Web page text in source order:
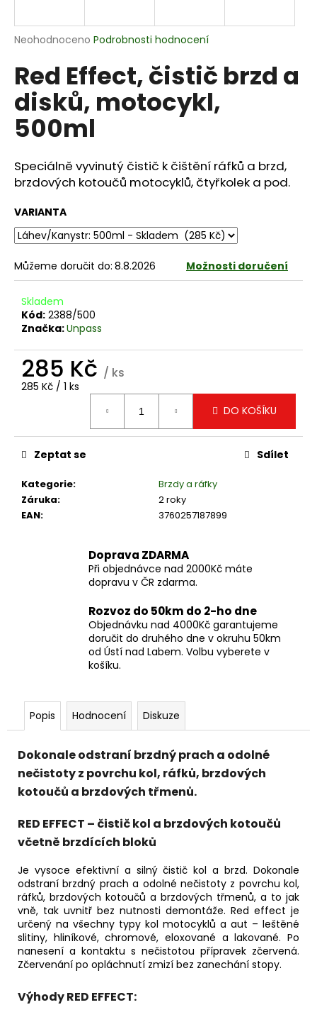
Průměrné
produktu
je
0,0
z
5
hvězdiček.
Neohodnoceno Podrobnosti hodnocení
Red Effect, čistič brzd a
disků, motocykl,
500ml
Speciálně vyvinutý čistič k čištění ráfků a brzd,
brzdových kotoučů motocyklů, čtyřkolek a pod.
VARIANTA
Můžeme doručit do: 8.8.2026 Možnosti doručení
Skladem
Kód: 2388/500
Značka:Unpass
285 Kč / ks
Měrná
285 Kč / 1 ks
DO KOŠÍKU
Kategorie:
Brzdy a ráfky
Záruka:
2 roky
EAN: 3760257187899
Zeptat se Sdílet
Doprava ZDARMA
Při objednávce nad 2000Kč máte
dopravu v ČR zdarma.
Rozvoz do 50km do 2-ho dne
Objednávku nad 4000Kč garantujeme
doručit do druhého dne v okruhu 50km
od Ústí nad Labem. Volbu vyberete v
košíku.
Popis Hodnocení Diskuze
Dokonale odstraní brzdný prach a odolné
nečistoty z povrchu kol, ráfků, brzdových
kotoučů a brzdových třmenů.
RED EFFECT – čistič kol a brzdových kotoučů
včetně brzdících bloků
Je vysoce efektivní a silný čistič kol a brzd. Dokonale
odstraní brzdný prach a odolné nečistoty z povrchu kol,
ráfků, brzdových kotoučů a brzdových třmenů, a to jak
vně, tak uvnitř bez nutnosti demontáže. Red effect je
určený na všechny typy kol motocyklů a aut – leštěné
slitiny, hliníkové, chromové, eloxované a lakované. Po
nanesení a kontaktu s nečistotou přípravek zčervená.
Zčervenání po opláchnutí zmizí bez zanechání stopy.
Výhody RED EFFECT:
j
t
?
HLEDAT
D
o
p
o
u
č
u
j
m
GARIBALDI
VYHŘÍVANÉ
RUKAVICE
MOTORKU
TCS
PRIMALOFT
MAN